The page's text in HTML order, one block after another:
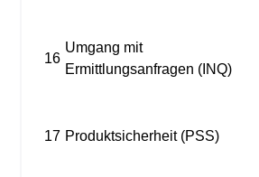
16
Umgang mit
Ermittlungsanfragen (INQ)
17 Produktsicherheit (PSS)